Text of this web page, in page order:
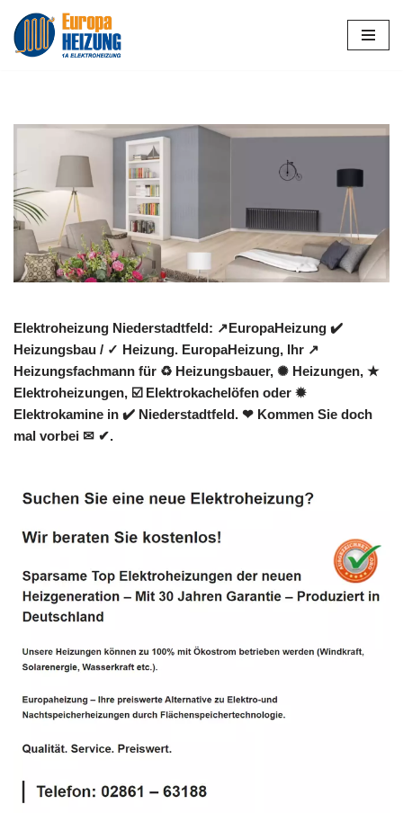
Zum
Elektroheizung Niederstadtfeld: ↗️EuropaHeizung ✔️
Heizungsbau / ✓ Heizung. EuropaHeizung, Ihr ↗️
Heizungsfachmann für ♻ Heizungsbauer, ✺ Heizungen, ★
Elektroheizungen, ☑️ Elektrokachelöfen oder ✹
Elektrokamine in ✔️ Niederstadtfeld. ❤ Kommen Sie doch
mal vorbei ✉ ✔.